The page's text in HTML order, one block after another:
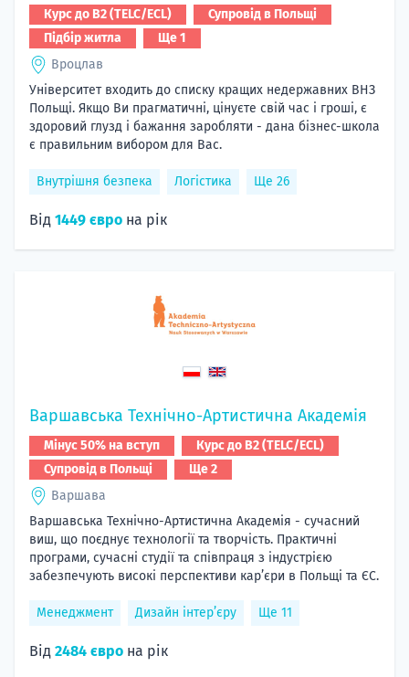
Курс до B2 (TELC/ECL)
Супровід в Польщі
Підбір житла
Ще 1
Вроцлав
Університет входить до списку кращих недержавних ВНЗ
Польщі. Якщо Ви прагматичні, цінуєте свій час і гроші, є
здоровий глузд і бажання заробляти - дана бізнес-школа
є правильним вибором для Вас.
Внутрішня безпека Логістика Ще 26
Від 1449 євро на рік
Варшавська Технічно-Артистична Академія
Мінус 50% на вступ
Курс до B2 (TELC/ECL)
Супровід в Польщі
Ще 2
Варшава
Варшавська Технічно-Артистична Академія - сучасний
виш, що поєднує технології та творчість. Практичні
програми, сучасні студії та співпраця з індустрією
забезпечують високі перспективи кар’єри в Польщі та ЄС.
Менеджмент Дизайн інтер’єру Ще 11
Від 2484 євро на рік